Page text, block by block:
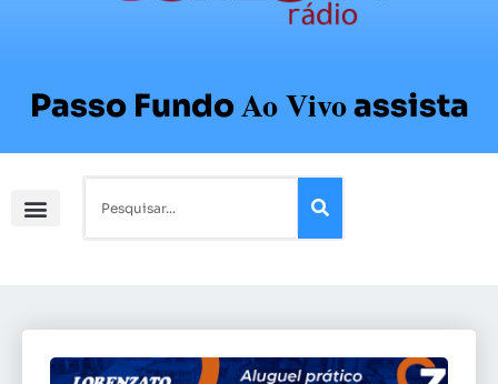
Passo FundoAo Vivoassista